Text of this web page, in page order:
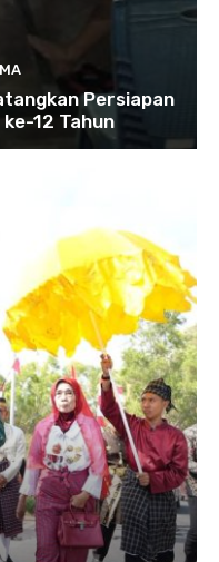
Persiapan
12 Tahun